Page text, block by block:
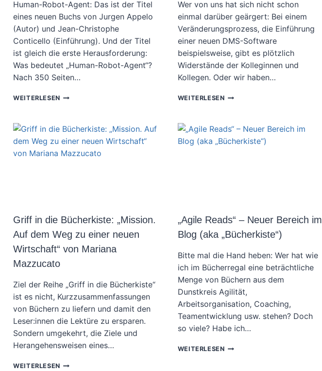
Human-Robot-Agent: Das ist der Titel
eines neuen Buchs von Jurgen Appelo
(Autor) und Jean-Christophe
Conticello (Einführung). Und der Titel
ist gleich die erste Herausforderung:
Was bedeutet „Human-Robot-Agent“?
Nach 350 Seiten…
WEITERLESEN REZENSION:
AGENT
VON
JURGEN
APPELO
Wer von uns hat sich nicht schon
einmal darüber geärgert: Bei einem
Veränderungsprozess, die Einführung
einer neuen DMS-Software
beispielsweise, gibt es plötzlich
Widerstände der Kolleginnen und
Kollegen. Oder wir haben…
WEITERLESENREZENSION:
WIRKSAM
VERÄNDERN
VON
Griff in die Bücherkiste: „Mission.
Auf dem Weg zu einer neuen
Wirtschaft“ von Mariana
Mazzucato
Ziel der Reihe „Griff in die Bücherkiste“
ist es nicht, Kurzzusammenfassungen
von Büchern zu liefern und damit den
Leser:innen die Lektüre zu ersparen.
Sondern umgekehrt, die Ziele und
Herangehensweisen eines…
WEITERLESEN GRIFF
„Agile Reads“ – Neuer Bereich im
Blog (aka „Bücherkiste“)
Bitte mal die Hand heben: Wer hat wie
ich im Bücherregal eine beträchtliche
Menge von Büchern aus dem
Dunstkreis Agilität,
Arbeitsorganisation, Coaching,
Teamentwicklung usw. stehen? Doch
so viele? Habe ich…
WEITERLESEN„AGILE